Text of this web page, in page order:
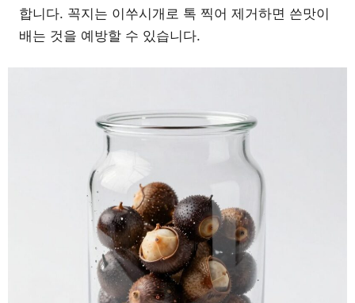
합니다. 꼭지는 이쑤시개로 톡 찍어 제거하면 쓴맛이
배는 것을 예방할 수 있습니다.